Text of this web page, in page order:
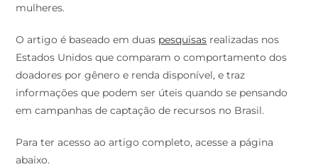
mulheres.
O artigo é baseado em duas pesquisas realizadas nos
Estados Unidos que comparam o comportamento dos
doadores por gênero e renda disponível, e traz
informações que podem ser úteis quando se pensando
em campanhas de captação de recursos no Brasil.
Para ter acesso ao artigo completo, acesse a página
abaixo.